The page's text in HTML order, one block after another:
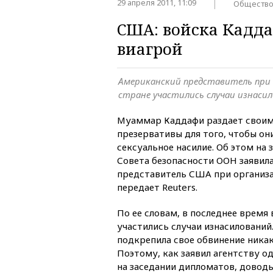
29 апреля 2011, 11:09 Общество
США: войска
виагрой
Американский представитель
стране участились случаи
Муаммар Каддафи раздает
презервативы для того, чтобы
сексуальное насилие. Об этом
Совета безопасности ООН
представитель США при
передает Reuters.
По ее словам, в последнее время
участились случаи
подкрепила свое обвинение
Поэтому, как заявил агентству
на заседании дипломатов,